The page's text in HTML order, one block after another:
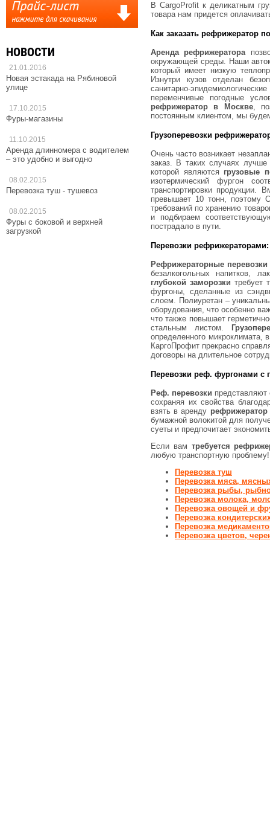
НОВОСТИ
21.01.2016
Новая эстакада на Рябиновой
улице
17.10.2015
Фуры-магазины
11.10.2015
Аренда длинномера с водителем
– это удобно и выгодно
08.02.2015
Перевозка туш - тушевоз
08.02.2015
Фуры с боковой и верхней
загрузкой
В CargoProfit к деликатным
товара нам придется
Как заказать рефрижератор
Аренда рефрижератора
окружающей среды. Наши
который имеет низкую
Изнутри кузов отделан
санитарно-
переменчивые погодные
рефрижератор в Москве,
постоянным клиентом, мы
Грузоперевозки
Очень часто возникает
заказ. В таких случаях лучше
которой являются грузовые
изотермический фургон
транспортировки продукции.
превышает 10 тонн, поэтому
требований по хранению
и подбираем
пострадало в пути.
Перевозки
Рефрижераторные перевозки
безалкогольных напитков,
глубокой заморозки требует
фургоны, сделанные из
слоем. Полиуретан –
оборудования, что особенно
что также повышает
стальным листом.
определенного микроклимата,
КаргоПрофит прекрасно
договоры на длительное
Перевозки реф. фургонами
Реф. перевозки представляют
сохраняя их свойства
взять в аренду
бумажной волокитой для
суеты и предпочитает
Если вам требуется
любую транспортную проблему!
Перевозка туш
Перевозка мяса,
Перевозка рыбы,
Перевозка молока,
Перевозка овощей и
Перевозка
Перевозка
Перевозка цветов,